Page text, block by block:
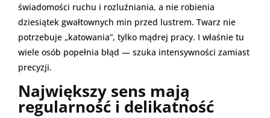
świadomości ruchu i rozluźniania, a nie robienia
dziesiątek gwałtownych min przed lustrem. Twarz nie
potrzebuje „katowania”, tylko mądrej pracy. I właśnie tu
wiele osób popełnia błąd — szuka intensywności zamiast
precyzji.
Największy sens mają
regularność i delikatność